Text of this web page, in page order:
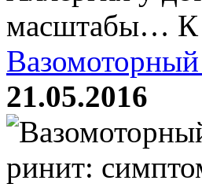
масштабы… К
21.05.2016